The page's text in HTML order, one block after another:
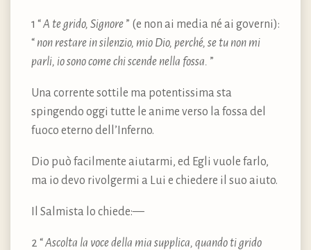
1 “A te grido, Signore ” (e non ai media né ai governi):
“ non restare in silenzio, mio Dio, perché, se tu non mi
parli, io sono come chi scende nella fossa. ”
Una corrente sottile ma potentissima sta
spingendo oggi tutte le anime verso la fossa del
fuoco eterno dell’Inferno.
Dio può facilmente aiutarmi, ed Egli vuole farlo,
ma io devo rivolgermi a Lui e chiedere il suo aiuto.
Il Salmista lo chiede:—
2 “Ascolta la voce della mia supplica, quando ti grido